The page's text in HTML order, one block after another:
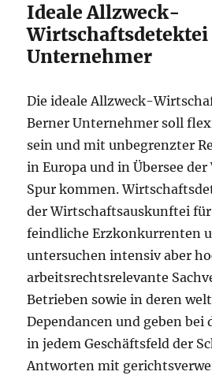
Ideale Allzweck-
Unternehmer
Die ideale Allzweck-
Berner Unternehmer soll
sein und mit unbegrenzter
in Europa und in Übersee
Spur kommen.
der Wirtschaftsauskunftei
feindliche Erzkonkurrenten
untersuchen intensiv aber
arbeitsrechtsrelevante
Betrieben sowie in deren
Dependancen und geben bei
in jedem Geschäftsfeld der
Antworten mit